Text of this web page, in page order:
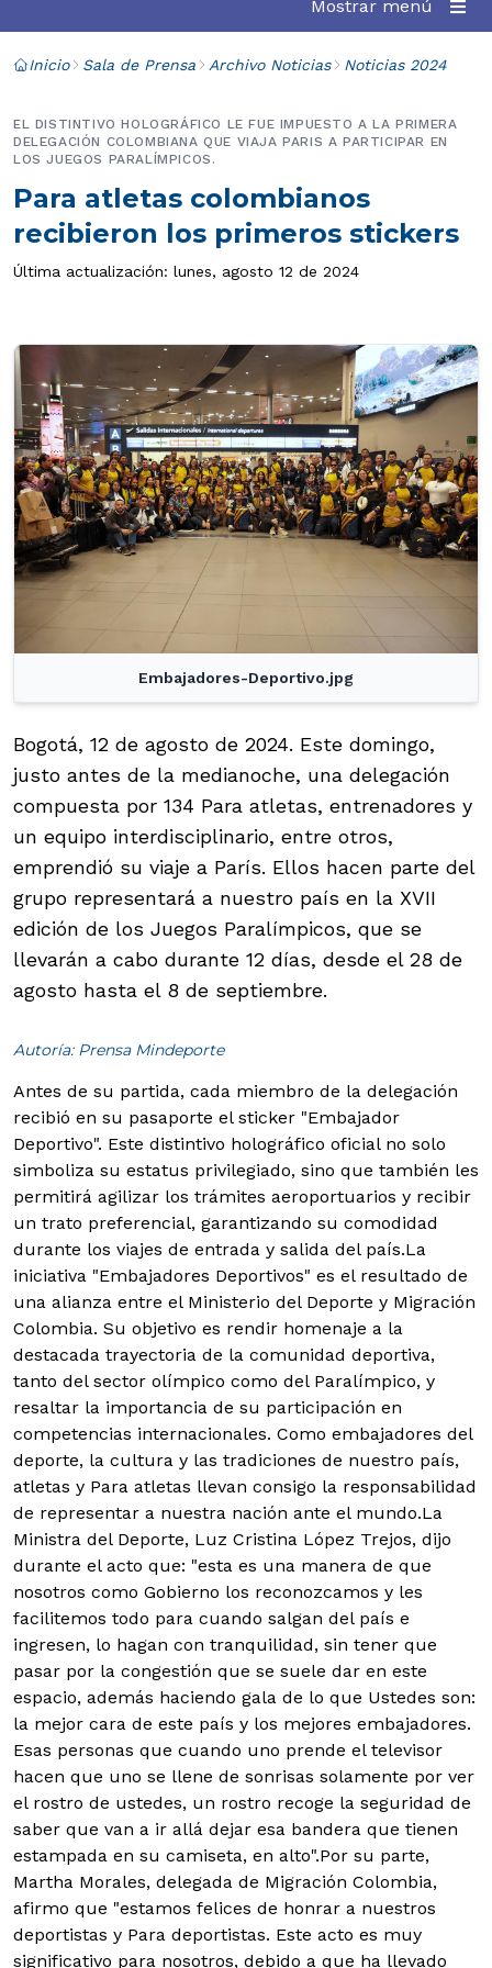
Mostrar menú
Inicio Sala de Prensa Archivo Noticias Noticias 2024
Para atletas colombianos
recibieron los primeros stickers
EL DISTINTIVO HOLOGRÁFICO LE FUE IMPUESTO A LA PRIMERA
DELEGACIÓN COLOMBIANA QUE VIAJA PARIS A PARTICIPAR EN
LOS JUEGOS PARALÍMPICOS.
Última actualización: lunes, agosto 12 de 2024
Embajadores-Deportivo.jpg
Bogotá, 12 de agosto de 2024. Este domingo,
justo antes de la medianoche, una delegación
compuesta por 134 Para atletas, entrenadores y
un equipo interdisciplinario, entre otros,
emprendió su viaje a París. Ellos hacen parte del
grupo representará a nuestro país en la XVII
edición de los Juegos Paralímpicos, que se
llevarán a cabo durante 12 días, desde el 28 de
agosto hasta el 8 de septiembre.
Autoría: Prensa Mindeporte
Antes de su partida, cada miembro de la delegación
recibió en su pasaporte el sticker "Embajador
Deportivo". Este distintivo holográfico oficial no solo
simboliza su estatus privilegiado, sino que también les
permitirá agilizar los trámites aeroportuarios y recibir
un trato preferencial, garantizando su comodidad
durante los viajes de entrada y salida del país.La
iniciativa "Embajadores Deportivos" es el resultado de
una alianza entre el Ministerio del Deporte y Migración
Colombia. Su objetivo es rendir homenaje a la
destacada trayectoria de la comunidad deportiva,
tanto del sector olímpico como del Paralímpico, y
resaltar la importancia de su participación en
competencias internacionales. Como embajadores del
deporte, la cultura y las tradiciones de nuestro país,
atletas y Para atletas llevan consigo la responsabilidad
de representar a nuestra nación ante el mundo.La
Ministra del Deporte, Luz Cristina López Trejos, dijo
durante el acto que: "esta es una manera de que
nosotros como Gobierno los reconozcamos y les
facilitemos todo para cuando salgan del país e
ingresen, lo hagan con tranquilidad, sin tener que
pasar por la congestión que se suele dar en este
espacio, además haciendo gala de lo que Ustedes son:
la mejor cara de este país y los mejores embajadores.
Esas personas que cuando uno prende el televisor
hacen que uno se llene de sonrisas solamente por ver
el rostro de ustedes, un rostro recoge la seguridad de
saber que van a ir allá dejar esa bandera que tienen
estampada en su camiseta, en alto".Por su parte,
Martha Morales, delegada de Migración Colombia,
afirmo que "estamos felices de honrar a nuestros
deportistas y Para deportistas. Este acto es muy
significativo para nosotros, debido a que ha llevado